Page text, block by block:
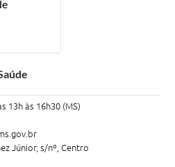
13h às 16h30 (MS)
Júnior, s/nº, Centro